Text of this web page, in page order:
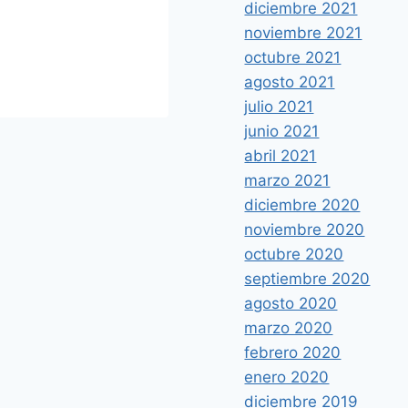
Por hcadmin 16 junio, 2021
diciembre 2021
noviembre 2021
octubre 2021
agosto 2021
julio 2021
junio 2021
abril 2021
marzo 2021
diciembre 2020
noviembre 2020
octubre 2020
septiembre 2020
agosto 2020
marzo 2020
febrero 2020
enero 2020
diciembre 2019